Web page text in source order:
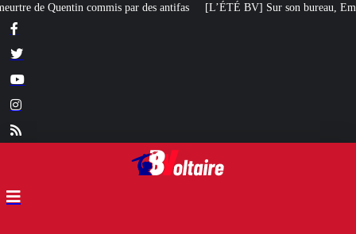
[L’ÉTÉ BV] Sur son bureau, Emmanuel Macron a posé le livre d’un